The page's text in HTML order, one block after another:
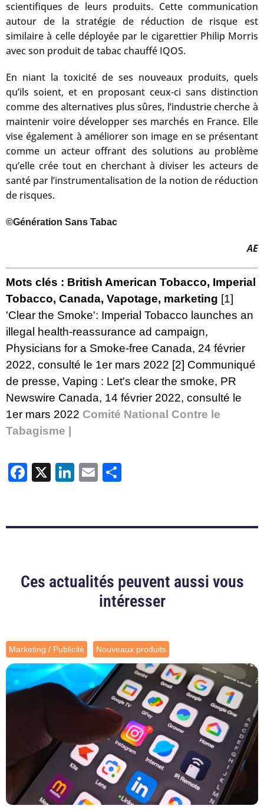
scientifiques de leurs produits. Cette communication
autour de la stratégie de réduction de risque est
similaire à celle déployée par le cigarettier Philip Morris
avec son produit de tabac chauffé IQOS.
En niant la toxicité de ses nouveaux produits, quels
qu’ils soient, et en proposant ceux-ci sans distinction
comme des alternatives plus sûres, l’industrie cherche à
maintenir voire développer ses marchés en France. Elle
vise également à améliorer son image en se présentant
comme un acteur offrant des solutions au problème
qu’elle crée tout en cherchant à diviser les acteurs de
santé par l’instrumentalisation de la notion de réduction
de risques.
©Génération Sans Tabac
AE
Mots clés : British American Tobacco, Imperial
Tobacco, Canada, Vapotage, marketing [1]
'Clear the Smoke': Imperial Tobacco launches an
illegal health-reassurance ad campaign,
Physicians for a Smoke-free Canada, 24 février
2022, consulté le 1er mars 2022 [2] Communiqué
de presse, Vaping : Let's clear the smoke, PR
Newswire Canada, 14 février 2022, consulté le
1er mars 2022 Comité National Contre le
Tabagisme |
Facebook
X LinkedIn
Email
Ces actualités peuvent aussi vous
intéresser
Marketing / Publicité Nouveaux produits